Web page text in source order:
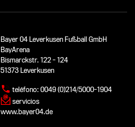
Bayer 04 Leverkusen Fußball GmbH
BayArena
Bismarckstr. 122 - 124
51373 Leverkusen
teléfono: 0049 (0)214/5000-1904
servicios
www.bayer04.de